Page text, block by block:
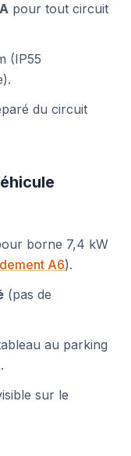
pour tout circuit
(IP55
du circuit
borne 7,4 kW
A6).
(pas de
au parking
sur le